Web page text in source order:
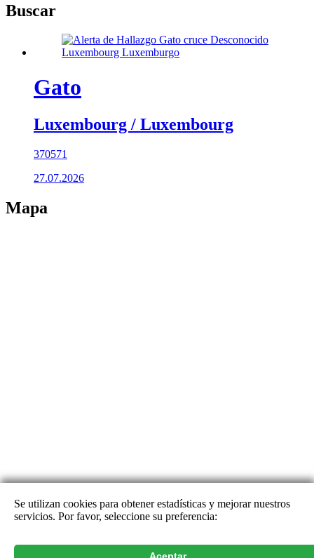
Buscar
Gato
Luxembourg / Luxembourg
370571
27.07.2026
Mapa
Alertas de hallazgo
Se utilizan cookies para obtener estadísticas y mejorar nuestros
servicios. Por favor, seleccione su preferencia: